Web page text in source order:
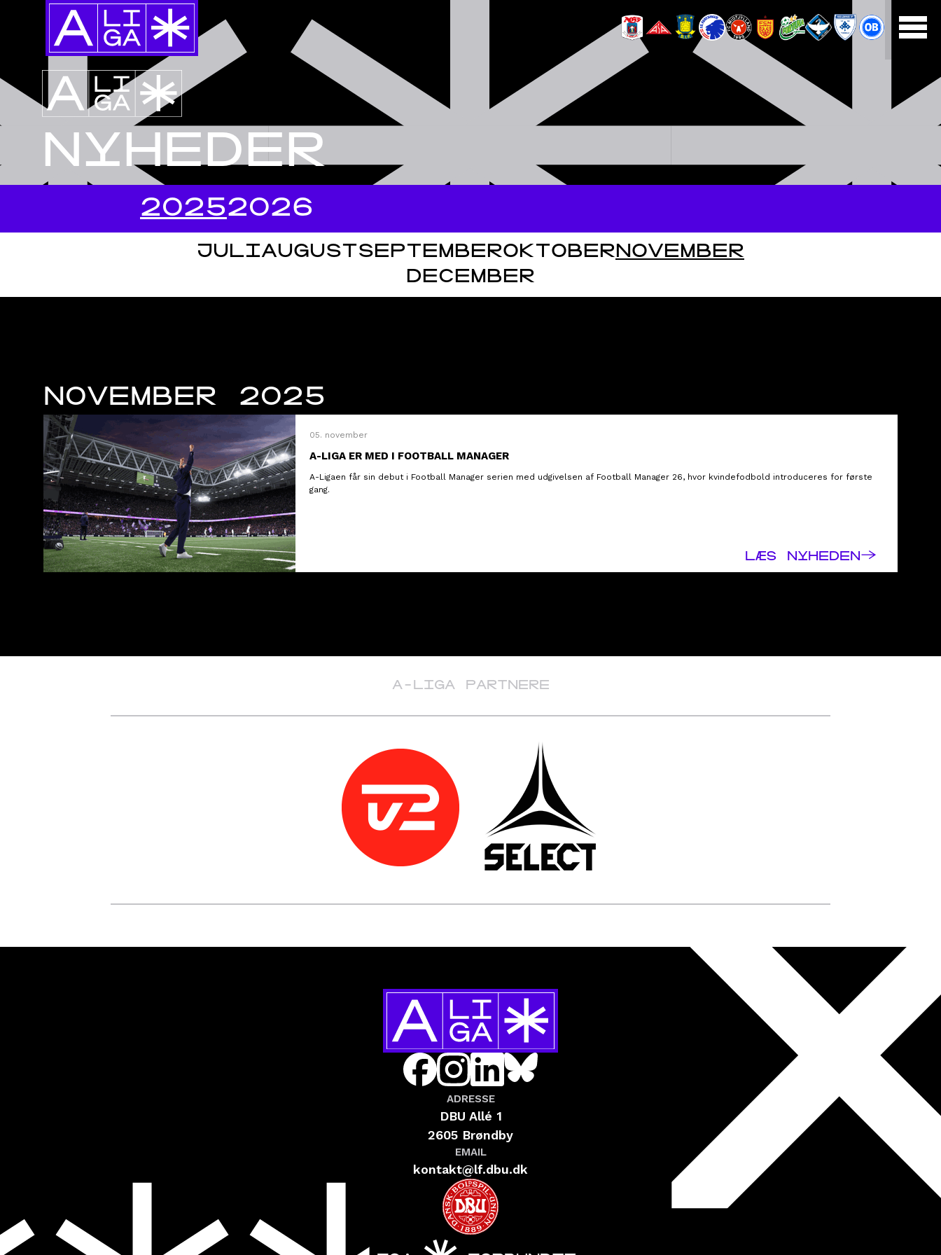
NYHEDER
20252026
JULIAUGUST SEPTEMBEROKTOBER NOVEMBER
DECEMBER
NOVEMBER 2025
05. november
A-LIGA ER MED I FOOTBALL MANAGER
A-Ligaen får sin debut i Football Manager serien med udgivelsen af Football Manager 26, hvor kvindefodbold introduceres for første
gang.
LÆS NYHEDEN→
A-LIGA PARTNERE
ADRESSE
DBU Allé 1
2605 Brøndby
EMAIL
kontakt@lf.dbu.dk